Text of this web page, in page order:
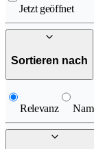
Jetzt geöffnet
Sortieren nach
Relevanz